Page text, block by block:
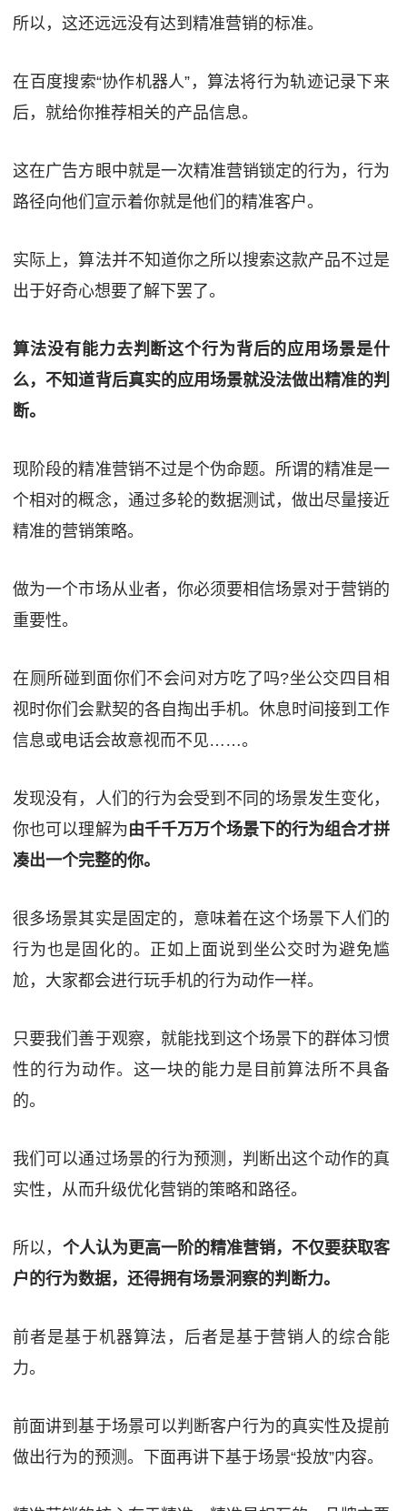
所以，这还远远没有达到精准营销的标准。
在百度搜索“协作机器人”，算法将行为轨迹记录下来
后，就给你推荐相关的产品信息。
这在广告方眼中就是一次精准营销锁定的行为，行为
路径向他们宣示着你就是他们的精准客户。
实际上，算法并不知道你之所以搜索这款产品不过是
出于好奇心想要了解下罢了。
算法没有能力去判断这个行为背后的应用场景是什
么，不知道背后真实的应用场景就没法做出精准的判
断。
现阶段的精准营销不过是个伪命题。所谓的精准是一
个相对的概念，通过多轮的数据测试，做出尽量接近
精准的营销策略。
做为一个市场从业者，你必须要相信场景对于营销的
重要性。
在厕所碰到面你们不会问对方吃了吗?坐公交四目相
视时你们会默契的各自掏出手机。休息时间接到工作
信息或电话会故意视而不见……。
发现没有，人们的行为会受到不同的场景发生变化，
你也可以理解为由千千万万个场景下的行为组合才拼
凑出一个完整的你。
很多场景其实是固定的，意味着在这个场景下人们的
行为也是固化的。正如上面说到坐公交时为避免尴
尬，大家都会进行玩手机的行为动作一样。
只要我们善于观察，就能找到这个场景下的群体习惯
性的行为动作。这一块的能力是目前算法所不具备
的。
我们可以通过场景的行为预测，判断出这个动作的真
实性，从而升级优化营销的策略和路径。
所以， 个人认为更高一阶的精准营销，不仅要获取客
户的行为数据，还得拥有场景泂察的判断力。
前者是基于机器算法，后者是基于营销人的综合能
力。
前面讲到基于场景可以判断客户行为的真实性及提前
做出行为的预测。下面再讲下基于场景“投放”内容。